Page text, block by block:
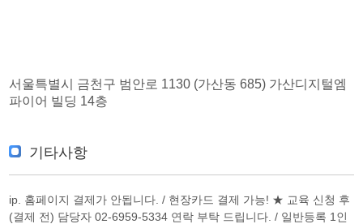
서울특별시 금천구 범안로 1130 (가산동 685) 가산디지털엠
파이어 빌딩 14층
기타사항
ip. 홈페이지 결제가 안됩니다. / 현장카드 결제 가능! ★ 교육 신청 후
(결제 전) 담당자 02-6959-5334 연락 부탁 드립니다. / 일반등록 1인